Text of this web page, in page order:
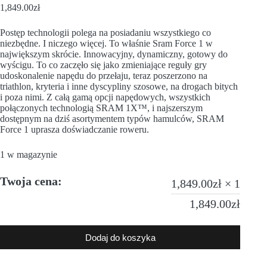
1,849.00zł
Postęp technologii polega na posiadaniu wszystkiego co
niezbędne. I niczego więcej. To właśnie Sram Force 1 w
największym skrócie. Innowacyjny, dynamiczny, gotowy do
wyścigu. To co zaczęło się jako zmieniające reguły gry
udoskonalenie napędu do przełaju, teraz poszerzono na
triathlon, kryteria i inne dyscypliny szosowe, na drogach bitych
i poza nimi. Z całą gamą opcji napędowych, wszystkich
połączonych technologią SRAM 1X™, i najszerszym
dostępnym na dziś asortymentem typów hamulców, SRAM
Force 1 uprasza doświadczanie roweru.
1 w magazynie
Twoja cena: 1,849.00zł × 1
1,849.00zł
Dodaj do koszyka